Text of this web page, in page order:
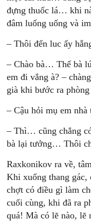
đựng thuốc lá… khi
đâm luống uống và
– Thôi đến luc ấy
– Chào bà… Thế bà
em đi vắng à? –
già khi bước ra
– Cậu hỏi mụ em
– Thì… cũng chẳng
bà lại tưởng… Thôi
Raxkonikov ra về,
Khi xuống thang
chợt có điều gì làm
cuối cùng, khi đã ra
quá! Mà có lẽ nào, lẽ